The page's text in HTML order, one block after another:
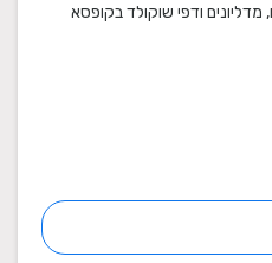
ודפי שוקולד בקופסא